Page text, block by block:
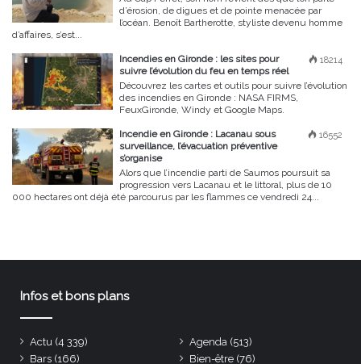
d’érosion, de digues et de pointe menacée par
l’océan. Benoît Bartherotte, styliste devenu homme
d’affaires, s’est...
18214
Incendies en Gironde : les sites pour
suivre l’évolution du feu en temps réel
Découvrez les cartes et outils pour suivre l’évolution
des incendies en Gironde : NASA FIRMS,
FeuxGironde, Windy et Google Maps.
16552
Incendie en Gironde : Lacanau sous
surveillance, l’évacuation préventive
s’organise
Alors que l’incendie parti de Saumos poursuit sa
progression vers Lacanau et le littoral, plus de 10
000 hectares ont déjà été parcourus par les flammes ce vendredi 24...
Infos et bons plans
Actu (4 339) Agenda (513)
Bars (166) Bien-être (76)